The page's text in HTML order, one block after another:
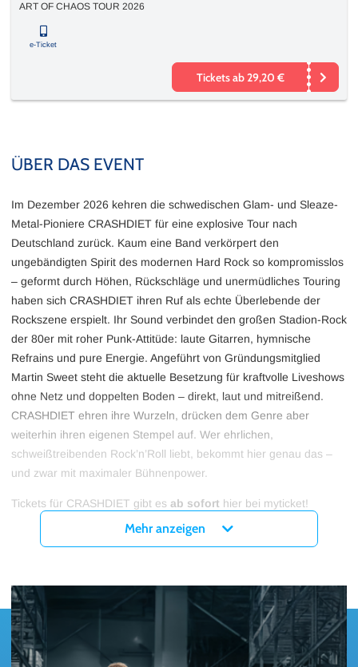
ART OF CHAOS TOUR 2026
e-Ticket
Tickets ab 29,20 €
ÜBER DAS EVENT
Im Dezember 2026 kehren die schwedischen Glam- und Sleaze-
Metal-Pioniere CRASHDIET für eine explosive Tour nach
Deutschland zurück. Kaum eine Band verkörpert den
ungebändigten Spirit des modernen Hard Rock so kompromisslos
– geformt durch Höhen, Rückschläge und unermüdliches Touring
haben sich CRASHDIET ihren Ruf als echte Überlebende der
Rockszene erspielt. Ihr Sound verbindet den großen Stadion-Rock
der 80er mit roher Punk-Attitüde: laute Gitarren, hymnische
Refrains und pure Energie. Angeführt von Gründungsmitglied
Martin Sweet steht die aktuelle Besetzung für kraftvolle Liveshows
ohne Netz und doppelten Boden – direkt, laut und mitreißend.
CRASHDIET ehren ihre Wurzeln, drücken dem Genre aber
weiterhin ihren eigenen Stempel auf. Wer ehrlichen,
schweißtreibenden Rock’n’Roll liebt, bekommt hier genau das –
und zwar mit maximaler Bühnenpower.
Tickets für CRASHDIET gibt es ab sofort hier bei myticket!
Mehr anzeigen